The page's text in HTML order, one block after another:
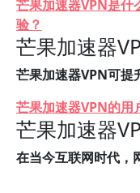
芒果加速器VPN是什
验？
芒果加速器
芒果加速器VPN可提
芒果加速器VPN的用
芒果加速器
在当今互联网时代，